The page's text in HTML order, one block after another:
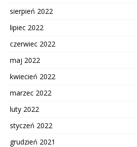
sierpień 2022
lipiec 2022
czerwiec 2022
maj 2022
kwiecień 2022
marzec 2022
luty 2022
styczeń 2022
grudzień 2021